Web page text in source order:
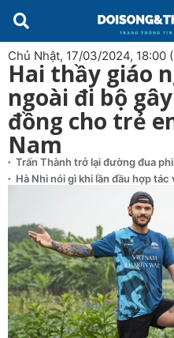
Chủ Nhật, 17/03/2024, 18:00
Hai thầy giáo
ngoài đi bộ
đồng cho trẻ
Nam
Trấn Thành trở lại đường đua
Hà Nhi nói gì khi lần đầu hợp